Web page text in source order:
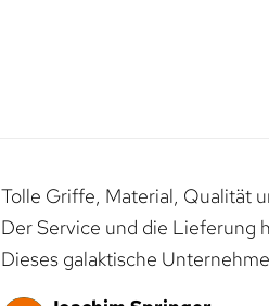
Tolle Griffe, Material, Qualität
Der Service und die Lieferung
Dieses galaktische